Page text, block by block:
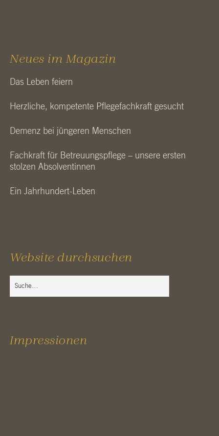
Neues im Magazin
Das Leben feiern
Herzliche, kompetente Pflegefachkraft gesucht
Demenz bei jüngeren Menschen
Fachkraft für Betreuungspflege – unsere ersten
stolzen Absolventinnen
Ein Jahrhundert-Leben
Website durchsuchen
Impressionen